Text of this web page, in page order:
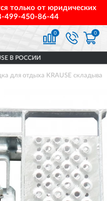
только от юридических
499-450-86-44
0 0
для отдыха KRAUSE